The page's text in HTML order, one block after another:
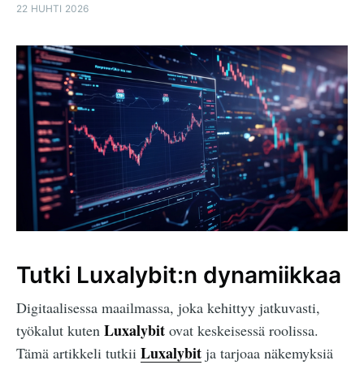
22 HUHTI 2026
Tutki Luxalybit:n dynamiikkaa
Digitaalisessa maailmassa, joka kehittyy jatkuvasti,
työkalut kuten Luxalybit ovat keskeisessä roolissa.
Tämä artikkeli tutkii Luxalybit ja tarjoaa näkemyksiä